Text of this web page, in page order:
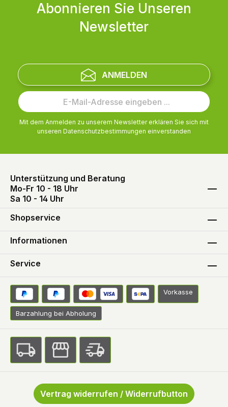
Abonnieren Sie Unseren
Newsletter
ANMELDEN
Mit dem Anmelden zu unserem Newsletter erklären Sie sich mit
unseren Datenschutzbestimmungen einverstanden
Unterstützung und Beratung
Mo-Fr 10 - 18 Uhr
Sa 10 - 14 Uhr
Shopservice
Informationen
Service
Vorkasse
Barzahlung bei Abholung
Vertrag widerrufen / Widerrufbutton